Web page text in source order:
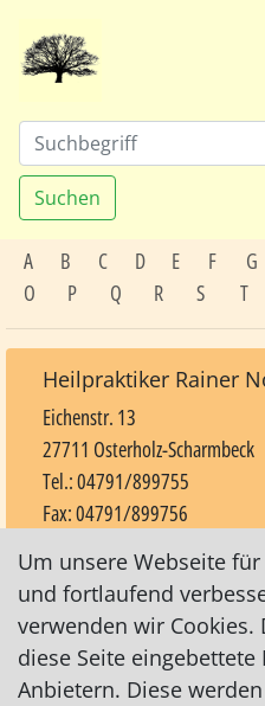
Suchen
A B C D E F G
O
P Q R S T
Heilpraktiker Rainer
Eichenstr. 13
27711 Osterholz-Scharmbeck
Tel.: 04791/899755
Fax: 04791/899756
Impressum |
Um unsere Webseite
und fortlaufend
verwenden wir
diese Seite
Anbietern. Diese